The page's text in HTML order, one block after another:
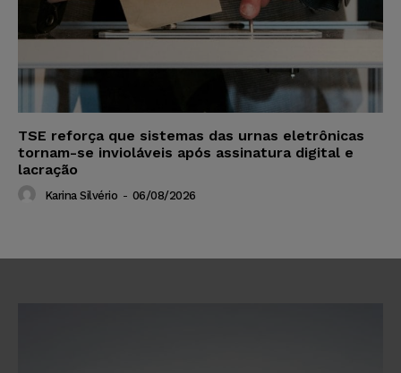
TSE reforça que sistemas das urnas eletrônicas
tornam-se invioláveis após assinatura digital e
lacração
Karina Silvério - 06/08/2026